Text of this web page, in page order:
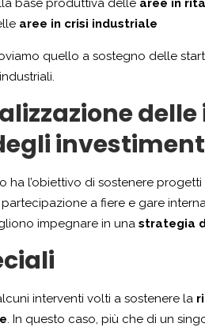
base produttiva delle aree in
aree in crisi industriale
quello a sostegno delle
delle
ha l’obiettivo di sostenere
a fiere e gare
impegnare in una strategia
interventi volti a sostenere la
. In questo caso, più che di un